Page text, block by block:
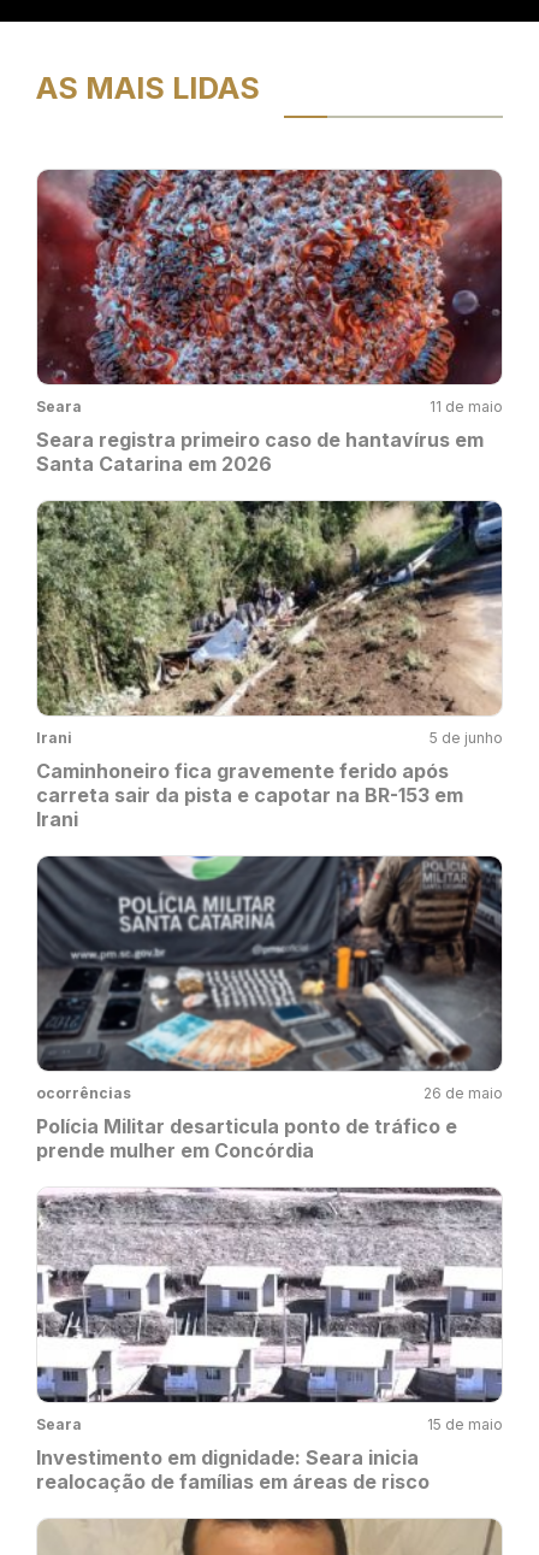
AS MAIS LIDAS
Seara 11 de maio
Seara registra primeiro caso de hantavírus em
Santa Catarina em 2026
Irani 5 de junho
Caminhoneiro fica gravemente ferido após
carreta sair da pista e capotar na BR-153 em
Irani
ocorrências 26 de maio
Polícia Militar desarticula ponto de tráfico e
prende mulher em Concórdia
Seara 15 de maio
Investimento em dignidade: Seara inicia
realocação de famílias em áreas de risco